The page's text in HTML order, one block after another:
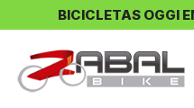
BICICLETAS OGGI